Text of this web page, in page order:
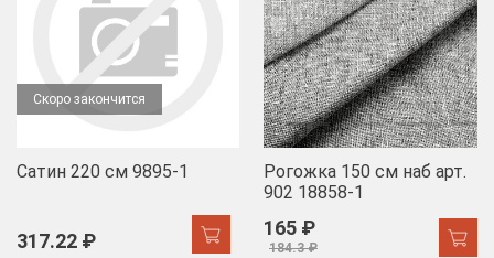
Скоро закончится
Сатин 220 см 9895-1
317.22 ₽
Рогожка 150 см наб арт.
902 18858-1
165 ₽
184.3 ₽